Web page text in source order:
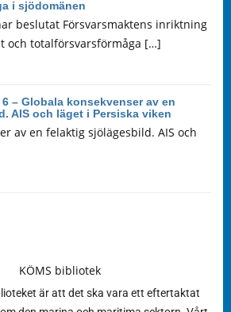
i sjödomänen
beslutat Försvarsmaktens inriktning
och totalförsvarsförmåga […]
– Globala konsekvenser av en
AIS och läget i Persiska viken
av en felaktig sjölägesbild. AIS och
är att det ska vara ett eftertaktat